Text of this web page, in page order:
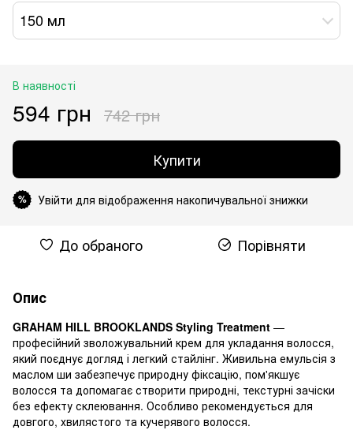
150 мл
В наявності
594 грн 742 грн
Купити
% Увійти для відображення накопичувальної знижки
До обраного Порівняти
Опис
GRAHAM HILL BROOKLANDS Styling Treatment —
професійний зволожувальний крем для укладання волосся,
який поєднує догляд і легкий стайлінг. Живильна емульсія з
маслом ши забезпечує природну фіксацію, пом'якшує
волосся та допомагає створити природні, текстурні зачіски
без ефекту склеювання. Особливо рекомендується для
довгого, хвилястого та кучерявого волосся.